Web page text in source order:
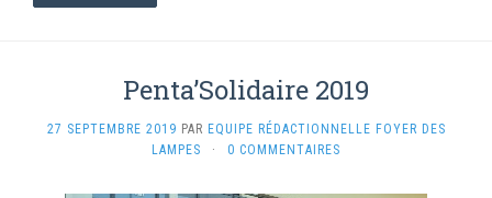
Penta’Solidaire 2019
27 SEPTEMBRE 2019 PAR EQUIPE RÉDACTIONNELLE FOYER DES
LAMPES
· 0 COMMENTAIRES